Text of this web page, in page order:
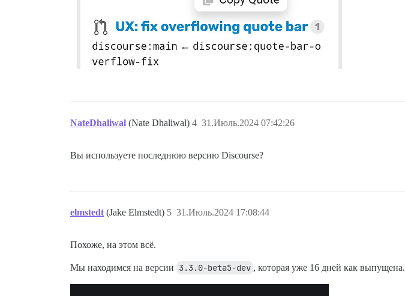
NateDhaliwal (Nate Dhaliwal) 31.Июль.2024 07:42:26
4
Вы используете последнюю версию Discourse?
elmstedt (Jake Elmstedt) 31.Июль.2024 17:08:44
5
Похоже, на этом всё.
Мы находимся на версии 3.3.0-beta5-dev , которая уже 16 дней как выпущена.